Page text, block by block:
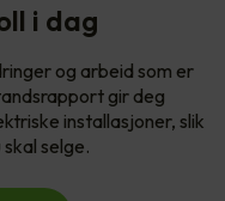
i dag
og arbeid som er
gir deg
installasjoner, slik
selge.